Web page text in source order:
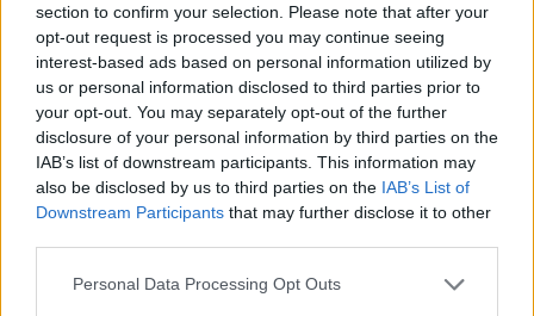
section to confirm your selection. Please note that after your
opt-out request is processed you may continue seeing
interest-based ads based on personal information utilized by
us or personal information disclosed to third parties prior to
your opt-out. You may separately opt-out of the further
disclosure of your personal information by third parties on the
IAB’s list of downstream participants. This information may
also be disclosed by us to third parties on the IAB’s List of
Downstream Participants that may further disclose it to other
Personal Data Processing Opt Outs
2023-05-31
Contributo a fondo perduto [e modifiche ai sensi
della decisione SA. 62668 e decisione C(2022) 171 final)
SA 101076)
agenzia delle entrate
2.000 euro
2023-04-21
Fondo di garanzia per le piccole e medie imprese
Banca del Mezzogiorno MedioCredito Centrale S.p.A.